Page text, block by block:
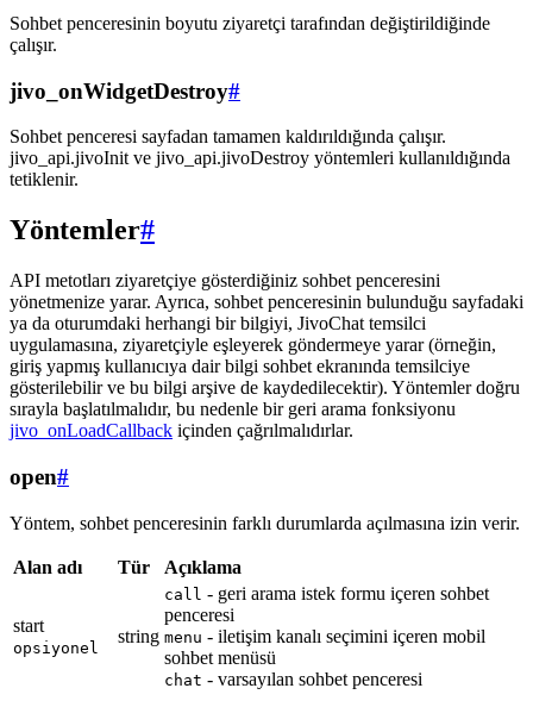
Sohbet penceresinin boyutu ziyaretçi tarafından değiştirildiğinde
çalışır.
jivo_onWidgetDestroy#
Sohbet penceresi sayfadan tamamen kaldırıldığında çalışır.
jivo_api.jivoInit ve jivo_api.jivoDestroy yöntemleri kullanıldığında
tetiklenir.
Yöntemler#
API metotları ziyaretçiye gösterdiğiniz sohbet penceresini
yönetmenize yarar. Ayrıca, sohbet penceresinin bulunduğu sayfadaki
ya da oturumdaki herhangi bir bilgiyi, JivoChat temsilci
uygulamasına, ziyaretçiyle eşleyerek göndermeye yarar (örneğin,
giriş yapmış kullanıcıya dair bilgi sohbet ekranında temsilciye
gösterilebilir ve bu bilgi arşive de kaydedilecektir). Yöntemler doğru
sırayla başlatılmalıdır, bu nedenle bir geri arama fonksiyonu
jivo_onLoadCallback içinden çağrılmalıdırlar.
open#
Yöntem, sohbet penceresinin farklı durumlarda açılmasına izin verir.
Alan adı Tür Açıklama
start
opsiyonel
string
call - geri arama istek formu içeren sohbet
penceresi
menu - iletişim kanalı seçimini içeren mobil
sohbet menüsü
chat - varsayılan sohbet penceresi